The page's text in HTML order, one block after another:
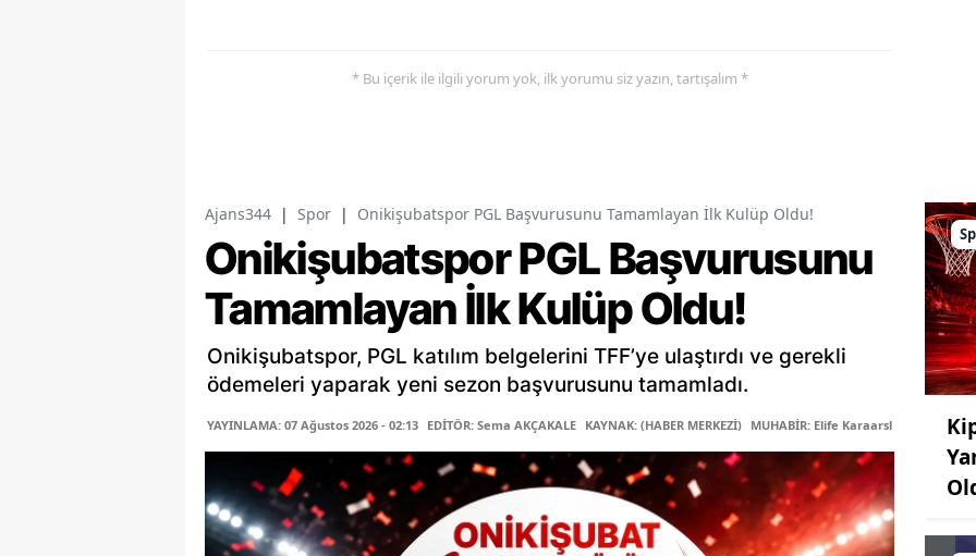
* Bu içerik ile ilgili yorum yok, ilk yorumu siz yazın, tartışalım *
Ajans344 | Spor | Onikişubatspor PGL Başvurusunu Tamamlayan İlk Kulüp Oldu!
Onikişubatspor PGL Başvurusunu
Tamamlayan İlk Kulüp Oldu!
Onikişubatspor, PGL katılım belgelerini TFF’ye ulaştırdı ve gerekli
ödemeleri yaparak yeni sezon başvurusunu tamamladı.
YAYINLAMA: 07 Ağustos 2026 - 02:13 EDİTÖR: Sema AKÇAKALE KAYNAK: (HABER MERKEZİ) MUHABİR: Elife Karaarslan